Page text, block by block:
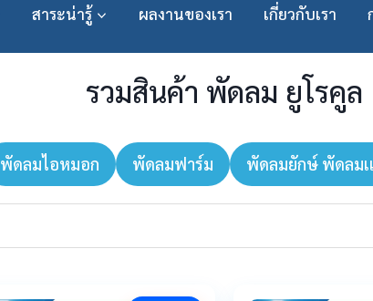
สาระน่ารู้ ผลงานของเรา เกี่ยวกับเรา
รวมสินค้า พัดลม ยูโรคูล
พัดลมไอหมอก พัดลมฟาร์ม พัดลมยักษ์ พัดลมเ